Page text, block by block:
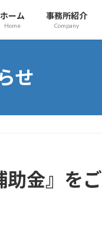
ホーム
Home
事務所紹介
Company
せ
助金』をご